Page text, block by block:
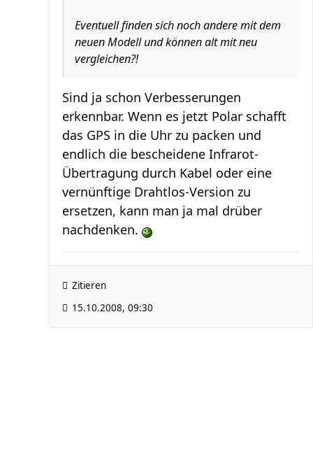
Eventuell finden sich noch andere mit dem
neuen Modell und können alt mit neu
vergleichen?!
Sind ja schon Verbesserungen
erkennbar. Wenn es jetzt Polar schafft
das GPS in die Uhr zu packen und
endlich die bescheidene Infrarot-
Übertragung durch Kabel oder eine
vernünftige Drahtlos-Version zu
ersetzen, kann man ja mal drüber
nachdenken.
Zitieren
15.10.2008, 09:30